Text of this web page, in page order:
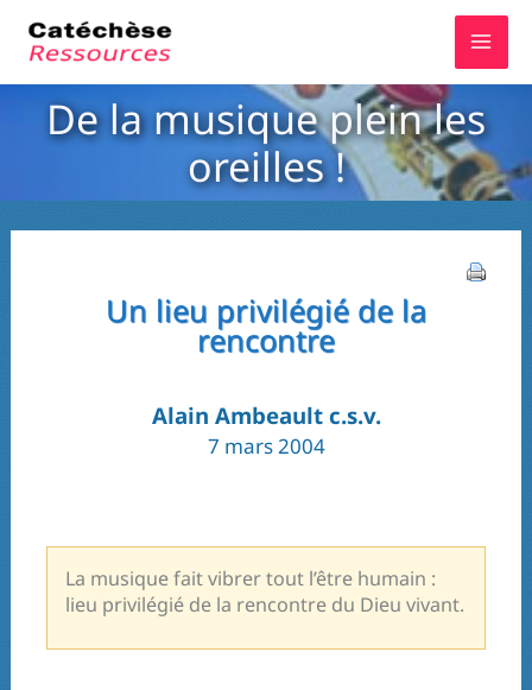
De la musique plein les
oreilles !
Un lieu privilégié de la
rencontre
Alain Ambeault c.s.v.
7 mars 2004
La musique fait vibrer tout l’être humain :
lieu privilégié de la rencontre du Dieu vivant.